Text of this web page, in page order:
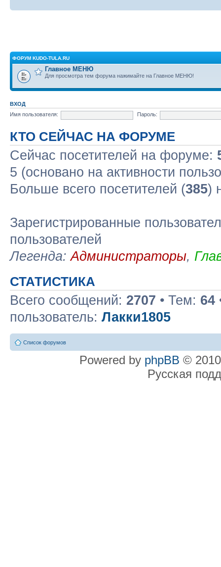
ФОРУМ KUDO-TULA.RU
Главное МЕНЮ
Для просмотра тем форума нажимайте на Главное МЕНЮ!
ВХОД
Имя пользователя:
Пароль:
КТО СЕЙЧАС НА ФОРУМЕ
Сейчас посетителей на форуме:
5 (основано на активности
Больше всего посетителей (385)
Зарегистрированные
пользователей
Легенда:Администраторы,
СТАТИСТИКА
Всего сообщений: 2707 • Тем: 64
пользователь: Лакки1805
Список форумов
Powered by phpBB ©
Русская